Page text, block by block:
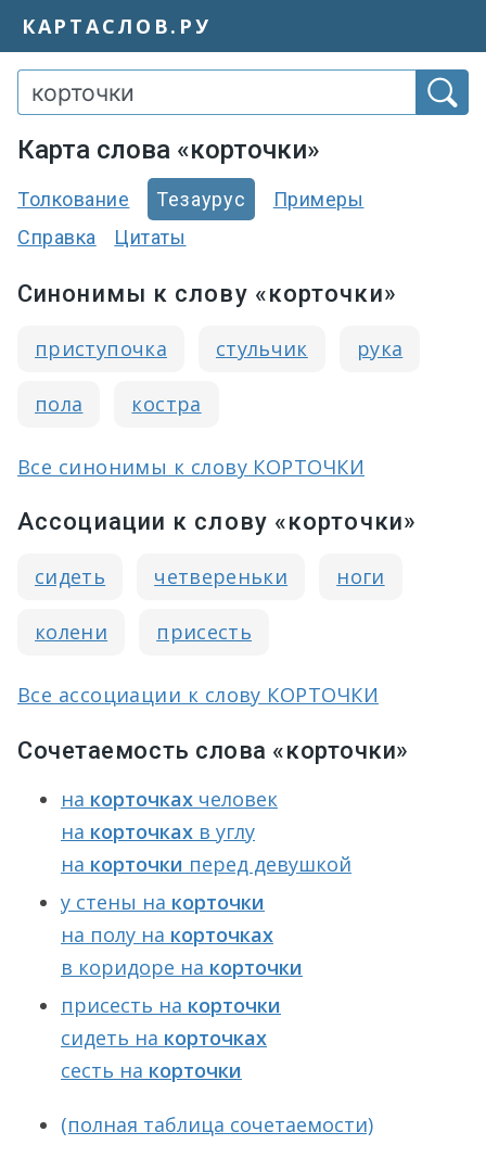
КАРТАСЛОВ.РУ
Карта слова «корточки»
Толкование Тезаурус
Примеры
Справка
Цитаты
Синонимы к слову «корточки»
приступочка стульчик рука
пола костра
Все синонимы к слову КОРТОЧКИ
Ассоциации к слову «корточки»
сидеть четвереньки ноги
колени присесть
Все ассоциации к слову КОРТОЧКИ
Сочетаемость слова «корточки»
на корточках человек
на корточках в углу
на корточки перед девушкой
у стены на корточки
на полу на корточках
в коридоре на корточки
присесть на корточки
сидеть на корточках
сесть на корточки
(полная таблица сочетаемости)